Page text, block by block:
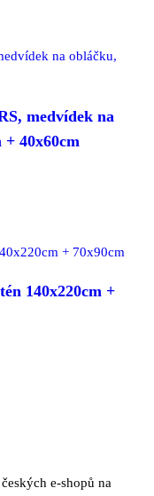
medvídek na
40x60cm
140x220cm +
e-shopů na